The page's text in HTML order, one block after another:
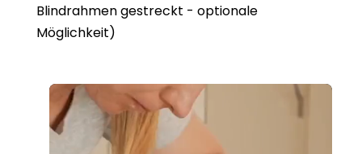
Blindrahmen gestreckt - optionale
Möglichkeit)